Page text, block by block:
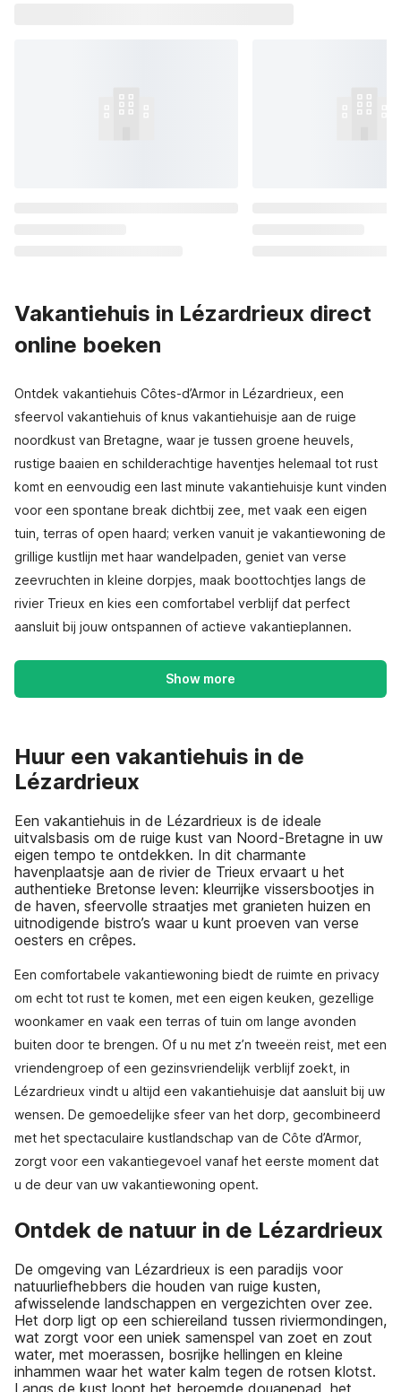
Vakantiehuis in Lézardrieux direct
online boeken
Ontdek vakantiehuis Côtes-d’Armor in Lézardrieux, een
sfeervol vakantiehuis of knus vakantiehuisje aan de ruige
noordkust van Bretagne, waar je tussen groene heuvels,
rustige baaien en schilderachtige haventjes helemaal tot rust
komt en eenvoudig een last minute vakantiehuisje kunt vinden
voor een spontane break dichtbij zee, met vaak een eigen
tuin, terras of open haard; verken vanuit je vakantiewoning de
grillige kustlijn met haar wandelpaden, geniet van verse
zeevruchten in kleine dorpjes, maak boottochtjes langs de
rivier Trieux en kies een comfortabel verblijf dat perfect
aansluit bij jouw ontspannen of actieve vakantieplannen.
Show more
Huur een vakantiehuis in de
Lézardrieux
Een vakantiehuis in de Lézardrieux is de ideale
uitvalsbasis om de ruige kust van Noord-Bretagne in uw
eigen tempo te ontdekken. In dit charmante
havenplaatsje aan de rivier de Trieux ervaart u het
authentieke Bretonse leven: kleurrijke vissersbootjes in
de haven, sfeervolle straatjes met granieten huizen en
uitnodigende bistro’s waar u kunt proeven van verse
oesters en crêpes.
Een comfortabele vakantiewoning biedt de ruimte en privacy
om echt tot rust te komen, met een eigen keuken, gezellige
woonkamer en vaak een terras of tuin om lange avonden
buiten door te brengen. Of u nu met z’n tweeën reist, met een
vriendengroep of een gezinsvriendelijk verblijf zoekt, in
Lézardrieux vindt u altijd een vakantiehuisje dat aansluit bij uw
wensen. De gemoedelijke sfeer van het dorp, gecombineerd
met het spectaculaire kustlandschap van de Côte d’Armor,
zorgt voor een vakantiegevoel vanaf het eerste moment dat
u de deur van uw vakantiewoning opent.
Ontdek de natuur in de Lézardrieux
De omgeving van Lézardrieux is een paradijs voor
natuurliefhebbers die houden van ruige kusten,
afwisselende landschappen en vergezichten over zee.
Het dorp ligt op een schiereiland tussen riviermondingen,
wat zorgt voor een uniek samenspel van zoet en zout
water, met moerassen, bosrijke hellingen en kleine
inhammen waar het water kalm tegen de rotsen klotst.
Langs de kust loopt het beroemde douanepad, het